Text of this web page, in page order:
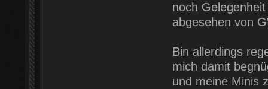
noch
abgesehen von
Bin allerdings
mich damit
und meine Minis